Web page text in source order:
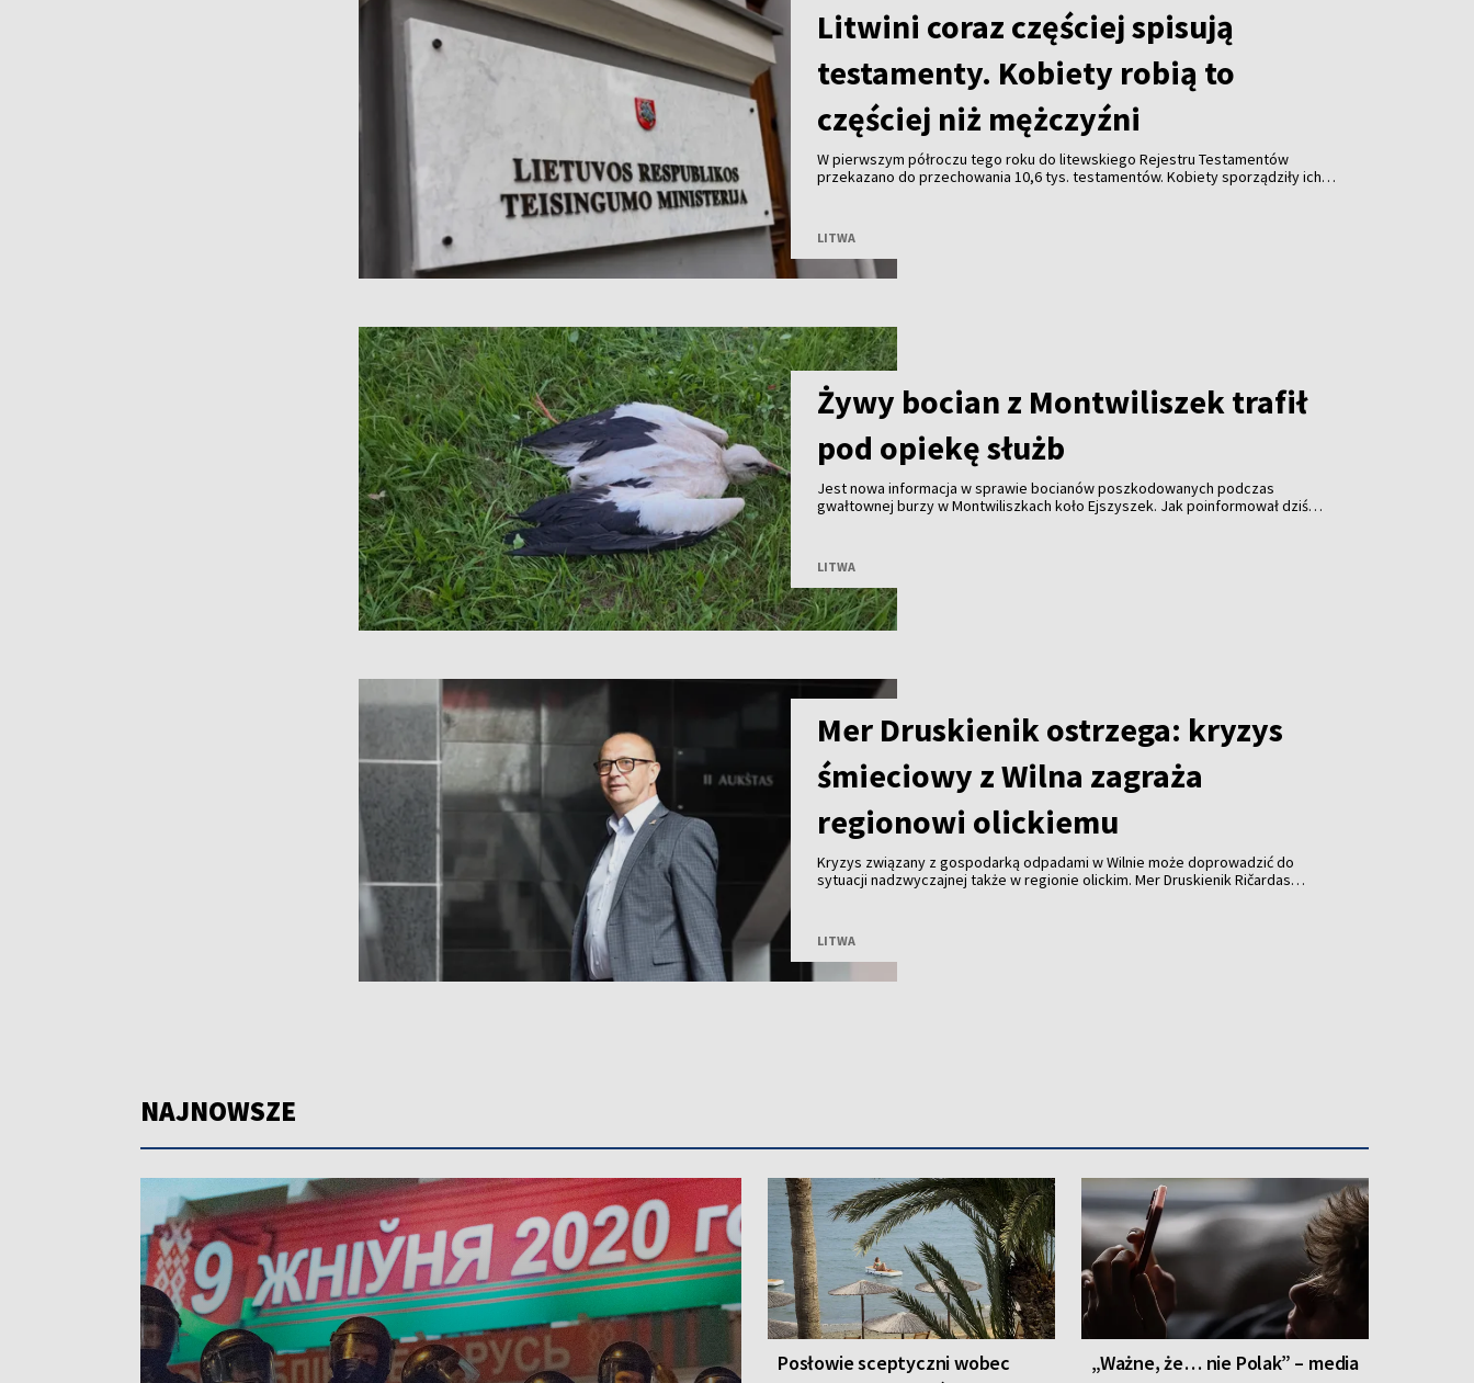
Litwini coraz częściej spisują
testamenty. Kobiety robią to
częściej niż mężczyźni
W pierwszym półroczu tego roku do litewskiego Rejestru Testamentów
przekazano do przechowania 10,6 tys. testamentów. Kobiety sporządziły ich
LITWA
Żywy bocian z Montwiliszek trafił
pod opiekę służb
Jest nowa informacja w sprawie bocianów poszkodowanych podczas
gwałtownej burzy w Montwiliszkach koło Ejszyszek. Jak poinformował dziś
LITWA
Mer Druskienik ostrzega: kryzys
śmieciowy z Wilna zagraża
regionowi olickiemu
Kryzys związany z gospodarką odpadami w Wilnie może doprowadzić do
sytuacji nadzwyczajnej także w regionie olickim. Mer Druskienik Ričardas
LITWA
NAJNOWSZE
Posłowie sceptyczni wobec
„Ważne, że… nie Polak” – media